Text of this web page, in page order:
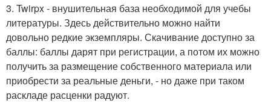
3. Twirpx - внушительная база необходимой для учебы
литературы. Здесь действительно можно найти
довольно редкие экземпляры. Скачивание доступно за
баллы: баллы дарят при регистрации, а потом их можно
получить за размещение собственного материала или
приобрести за реальные деньги, - но даже при таком
раскладе расценки радуют.